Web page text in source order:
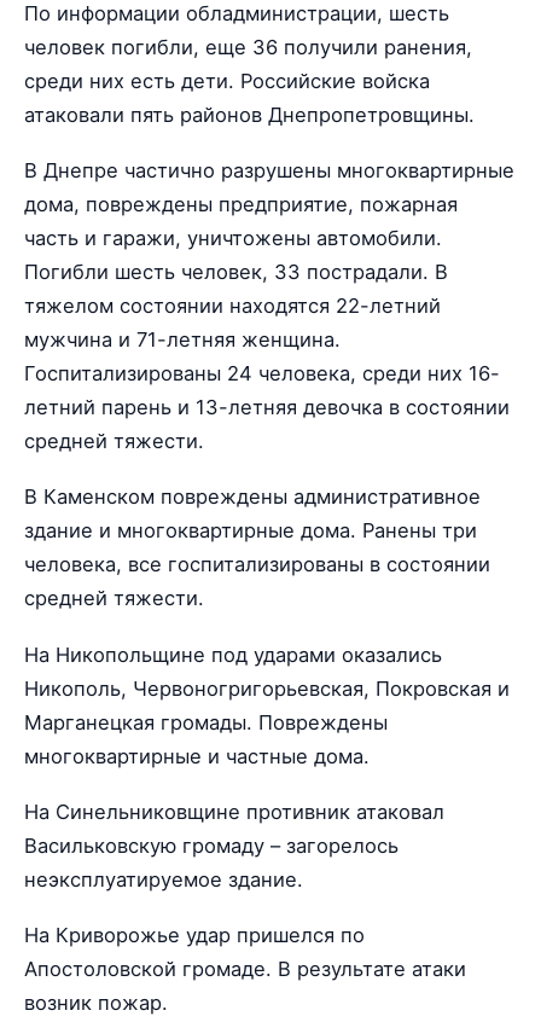
По информации обладминистрации, шесть
человек погибли, еще 36 получили ранения,
среди них есть дети. Российские войска
атаковали пять районов Днепропетровщины.
В Днепре частично разрушены многоквартирные
дома, повреждены предприятие, пожарная
часть и гаражи, уничтожены автомобили.
Погибли шесть человек, 33 пострадали. В
тяжелом состоянии находятся 22-летний
мужчина и 71-летняя женщина.
Госпитализированы 24 человека, среди них 16-
летний парень и 13-летняя девочка в состоянии
средней тяжести.
В Каменском повреждены административное
здание и многоквартирные дома. Ранены три
человека, все госпитализированы в состоянии
средней тяжести.
На Никопольщине под ударами оказались
Никополь, Червоногригорьевская, Покровская и
Марганецкая громады. Повреждены
многоквартирные и частные дома.
На Синельниковщине противник атаковал
Васильковскую громаду – загорелось
неэксплуатируемое здание.
На Криворожье удар пришелся по
Апостоловской громаде. В результате атаки
возник пожар.